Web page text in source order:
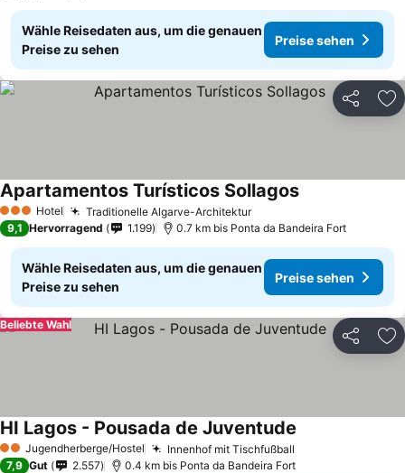
Wähle Reisedaten aus, um die genauen
Preise zu sehen
Preise sehen
Teilen
3 SterneHotel Traditionelle Algarve-Architektur
Apartamentos Turísticos Sollagos
9,1 Hervorragend 1.199 0.7 km bis Ponta da Bandeira Fort
Wähle Reisedaten aus, um die genauen
Preise zu sehen
Preise sehen
Teilen
Beliebte Wahl
2 SterneJugendherberge/Hostel Innenhof mit Tischfußball
HI Lagos - Pousada de Juventude
7,9 Gut 2.557 0.4 km bis Ponta da Bandeira Fort